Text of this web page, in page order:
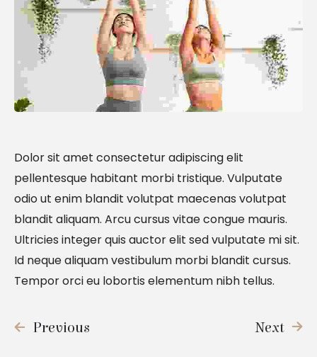
Dolor sit amet consectetur adipiscing elit
pellentesque habitant morbi tristique. Vulputate
odio ut enim blandit volutpat maecenas volutpat
blandit aliquam. Arcu cursus vitae congue mauris.
Ultricies integer quis auctor elit sed vulputate mi sit.
Id neque aliquam vestibulum morbi blandit cursus.
Tempor orci eu lobortis elementum nibh tellus.
Previous Next